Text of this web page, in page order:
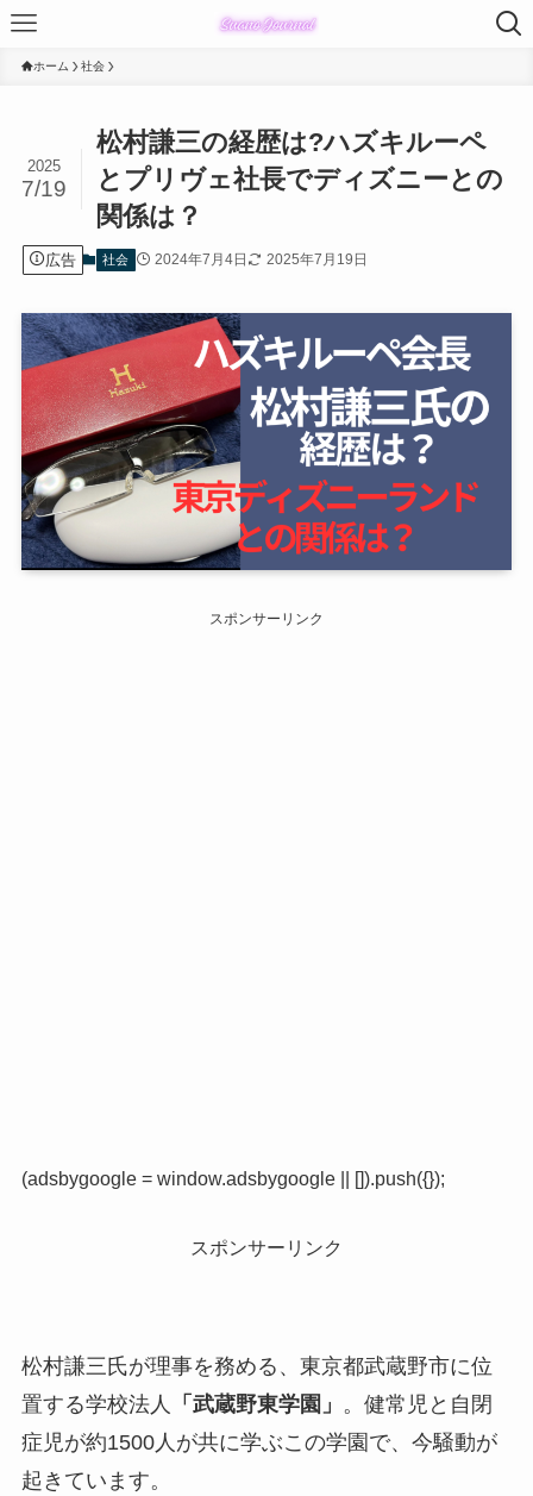
ホーム 社会
松村謙三の経歴は?ハズキルーペ
とプリヴェ社長でディズニーとの
関係は？
2025
7/19
広告 社会 2024年7月4日 2025年7月19日
スポンサーリンク
(adsbygoogle = window.adsbygoogle || []).push({});
スポンサーリンク
松村謙三氏が理事を務める、東京都武蔵野市に位
置する学校法人
「武蔵野東学園」 。健常児と自閉
症児が約1500人が共に学ぶこの学園で、今騒動が
起きています。